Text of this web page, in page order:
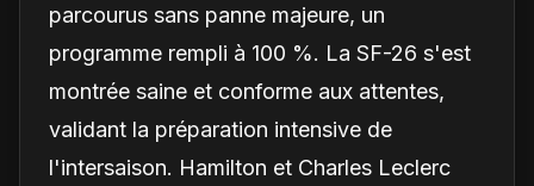
parcourus sans panne majeure, un
programme rempli à 100 %. La SF-26 s'est
montrée saine et conforme aux attentes,
validant la préparation intensive de
l'intersaison. Hamilton et Charles Leclerc